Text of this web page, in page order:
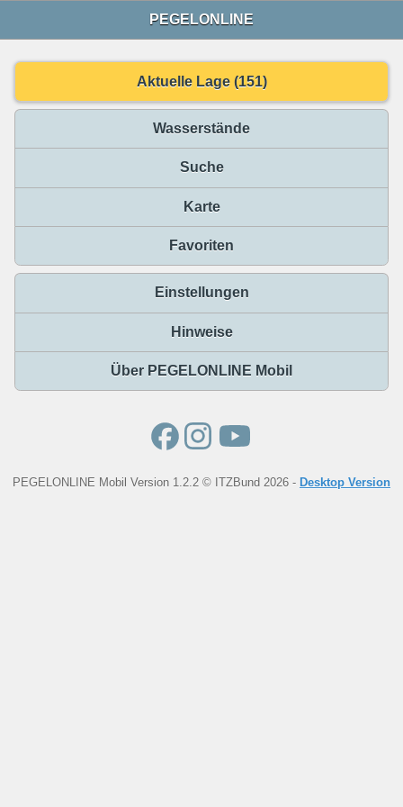
PEGELONLINE
Aktuelle Lage (151)
Wasserstände
Suche
Karte
Favoriten
Einstellungen
Hinweise
Über PEGELONLINE Mobil
PEGELONLINE Mobil Version 1.2.2 © ITZBund 2026 - Desktop Version